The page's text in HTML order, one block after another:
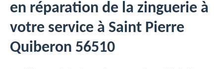
en réparation de la zinguerie à
votre service à Saint Pierre
Quiberon 56510